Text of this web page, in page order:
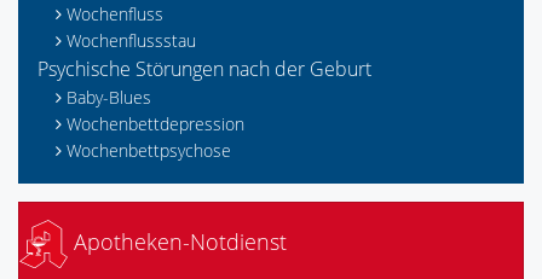
Wochenfluss
Wochenflussstau
Psychische Störungen nach der Geburt
Baby-Blues
Wochenbettdepression
Wochenbettpsychose
Apotheken-Notdienst